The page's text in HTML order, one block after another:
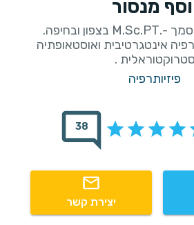
מנסור
אינטגרטיבית ואוסטאופתיה
סטרוקטוראלית .
פיזיותרפיה
38
יצירת קשר